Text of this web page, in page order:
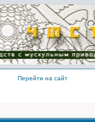
Перейти на сайт